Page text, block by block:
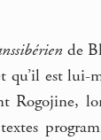
de
est lui-
Rogojine,